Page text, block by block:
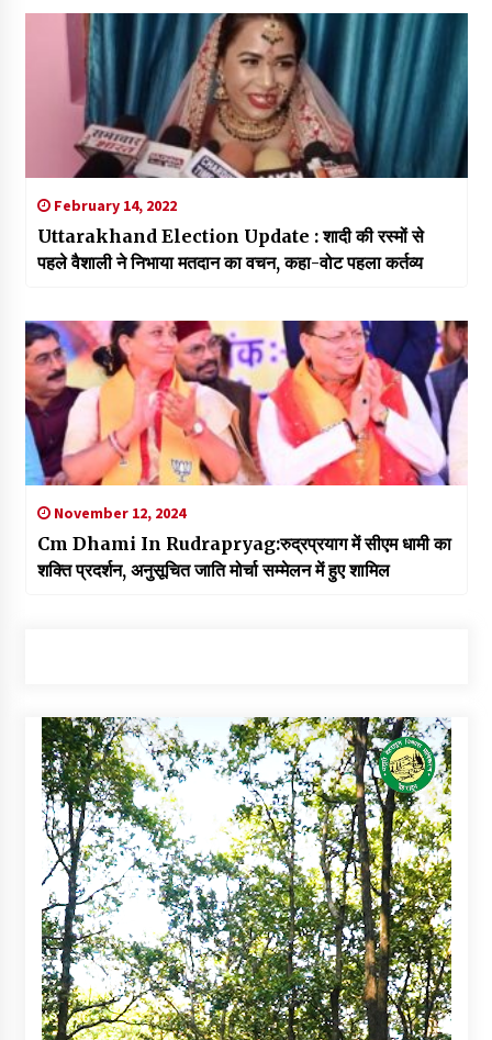
February 14, 2022
Uttarakhand Election Update : शादी की रस्मों से
पहले वैशाली ने निभाया मतदान का वचन, कहा-वोट पहला कर्तव्य
November 12, 2024
Cm Dhami In Rudrapryag:रुद्रप्रयाग में सीएम धामी का
शक्ति प्रदर्शन, अनुसूचित जाति मोर्चा सम्मेलन में हुए शामिल